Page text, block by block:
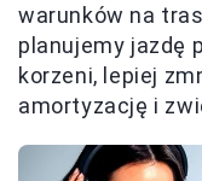
warunków na
planujemy jazdę
korzeni, lepiej
amortyzację i